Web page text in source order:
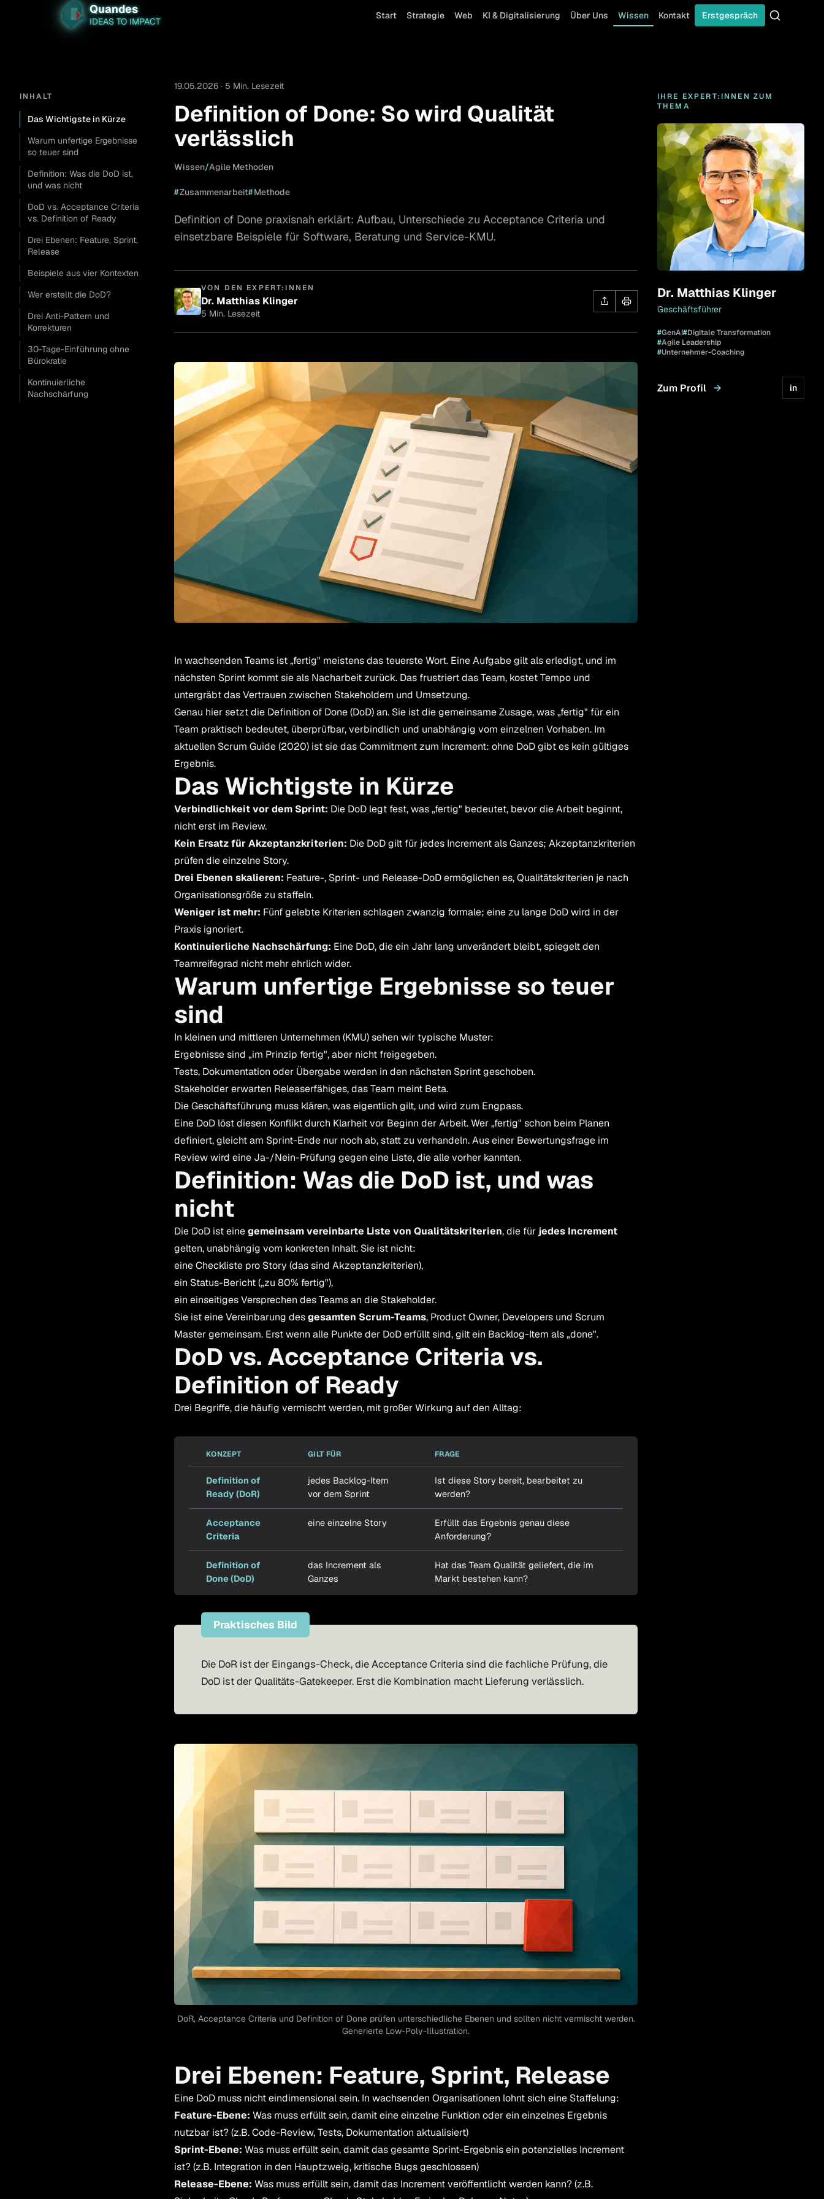
Quandes
IDEAS TO IMPACT
Start Strategie Web KI & Digitalisierung Über Uns Wissen Kontakt Erstgespräch
Suche
INHALT
Das Wichtigste in Kürze
Warum unfertige Ergebnisse
so teuer sind
Definition: Was die DoD ist,
und was nicht
DoD vs. Acceptance Criteria
vs. Definition of Ready
Drei Ebenen: Feature, Sprint,
Release
Beispiele aus vier Kontexten
Wer erstellt die DoD?
Drei Anti-Pattern und
Korrekturen
30-Tage-Einführung ohne
Bürokratie
Kontinuierliche
Nachschärfung
19.05.2026 · 5 Min. Lesezeit
Definition of Done: So wird Qualität
verlässlich
Wissen/Agile Methoden
#Zusammenarbeit#Methode
Definition of Done praxisnah erklärt: Aufbau, Unterschiede zu Acceptance Criteria und
einsetzbare Beispiele für Software, Beratung und Service-KMU.
VON DEN EXPERT:INNEN
Dr. Matthias Klinger
Dr. Matthias Klinger
5 Min. Lesezeit
In wachsenden Teams ist „fertig" meistens das teuerste Wort. Eine Aufgabe gilt als erledigt, und im
nächsten Sprint kommt sie als Nacharbeit zurück. Das frustriert das Team, kostet Tempo und
untergräbt das Vertrauen zwischen Stakeholdern und Umsetzung.
Genau hier setzt die Definition of Done (DoD) an. Sie ist die gemeinsame Zusage, was „fertig" für ein
Team praktisch bedeutet, überprüfbar, verbindlich und unabhängig vom einzelnen Vorhaben. Im
aktuellen Scrum Guide (2020) ist sie das Commitment zum Increment: ohne DoD gibt es kein gültiges
Ergebnis.
Das Wichtigste in Kürze
Verbindlichkeit vor dem Sprint: Die DoD legt fest, was „fertig" bedeutet, bevor die Arbeit beginnt,
nicht erst im Review.
Kein Ersatz für Akzeptanzkriterien: Die DoD gilt für jedes Increment als Ganzes; Akzeptanzkriterien
prüfen die einzelne Story.
Drei Ebenen skalieren: Feature-, Sprint- und Release-DoD ermöglichen es, Qualitätskriterien je nach
Organisationsgröße zu staffeln.
Weniger ist mehr: Fünf gelebte Kriterien schlagen zwanzig formale; eine zu lange DoD wird in der
Praxis ignoriert.
Kontinuierliche Nachschärfung: Eine DoD, die ein Jahr lang unverändert bleibt, spiegelt den
Teamreifegrad nicht mehr ehrlich wider.
Warum unfertige Ergebnisse so teuer
sind
In kleinen und mittleren Unternehmen (KMU) sehen wir typische Muster:
Ergebnisse sind „im Prinzip fertig", aber nicht freigegeben.
Tests, Dokumentation oder Übergabe werden in den nächsten Sprint geschoben.
Stakeholder erwarten Releaserfähiges, das Team meint Beta.
Die Geschäftsführung muss klären, was eigentlich gilt, und wird zum Engpass.
Eine DoD löst diesen Konflikt durch Klarheit vor Beginn der Arbeit. Wer „fertig" schon beim Planen
definiert, gleicht am Sprint-Ende nur noch ab, statt zu verhandeln. Aus einer Bewertungsfrage im
Review wird eine Ja-/Nein-Prüfung gegen eine Liste, die alle vorher kannten.
Definition: Was die DoD ist, und was
nicht
Die DoD ist einegemeinsam vereinbarte Liste von Qualitätskriterien, die fürjedes Increment
gelten, unabhängig vom konkreten Inhalt. Sie ist nicht:
eine Checkliste pro Story (das sind Akzeptanzkriterien),
ein Status-Bericht („zu 80% fertig"),
ein einseitiges Versprechen des Teams an die Stakeholder.
Sie ist eine Vereinbarung desgesamten Scrum-Teams, Product Owner, Developers und Scrum
Master gemeinsam. Erst wenn alle Punkte der DoD erfüllt sind, gilt ein Backlog-Item als „done".
DoD vs. Acceptance Criteria vs.
Definition of Ready
Drei Begriffe, die häufig vermischt werden, mit großer Wirkung auf den Alltag:
KONZEPT GILT FÜR FRAGE
Definition of
Ready (DoR)
jedes Backlog-Item
vor dem Sprint
Ist diese Story bereit, bearbeitet zu
werden?
Acceptance
Criteria
eine einzelne Story
Erfüllt das Ergebnis genau diese
Anforderung?
Definition of
Done (DoD)
das Increment als
Ganzes
Hat das Team Qualität geliefert, die im
Markt bestehen kann?
Praktisches Bild
Die DoR ist der Eingangs-Check, die Acceptance Criteria sind die fachliche Prüfung, die
DoD ist der Qualitäts-Gatekeeper. Erst die Kombination macht Lieferung verlässlich.
DoR, Acceptance Criteria und Definition of Done prüfen unterschiedliche Ebenen und sollten nicht vermischt werden.
Generierte Low-Poly-Illustration.
Drei Ebenen: Feature, Sprint, Release
Eine DoD muss nicht eindimensional sein. In wachsenden Organisationen lohnt sich eine Staffelung:
Feature-Ebene: Was muss erfüllt sein, damit eine einzelne Funktion oder ein einzelnes Ergebnis
nutzbar ist? (z.B. Code-Review, Tests, Dokumentation aktualisiert)
Sprint-Ebene: Was muss erfüllt sein, damit das gesamte Sprint-Ergebnis ein potenzielles Increment
ist? (z.B. Integration in den Hauptzweig, kritische Bugs geschlossen)
Release-Ebene: Was muss erfüllt sein, damit das Increment veröffentlicht werden kann? (z.B.
IHRE EXPERT:INNEN ZUM
THEMA
Dr. Matthias Klinger
Geschäftsführer
#GenAI#Digitale Transformation
#Agile Leadership
#Unternehmer-Coaching
Zum Profil → in